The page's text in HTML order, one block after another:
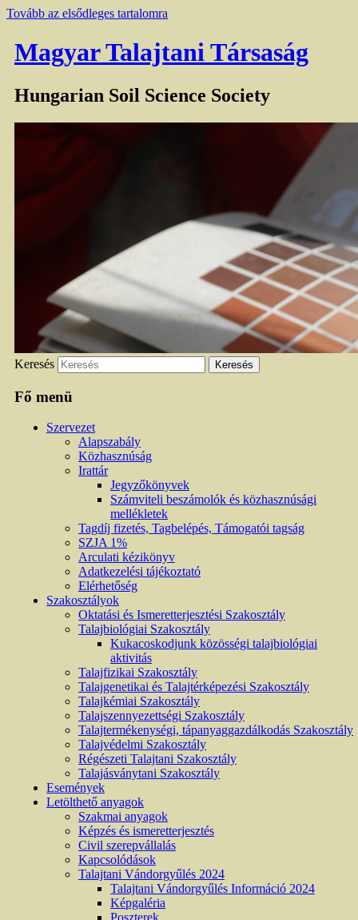
Tovább az elsődleges tartalomra
Magyar Talajtani Társaság
Hungarian Soil Science Society
Keresés
Fő menü
Szervezet
Alapszabály
Közhasznúság
Irattár
Jegyzőkönyvek
Számviteli beszámolók és közhasznúsági
mellékletek
Tagdíj fizetés, Tagbelépés, Támogatói tagság
SZJA 1%
Arculati kézikönyv
Adatkezelési tájékoztató
Elérhetőség
Szakosztályok
Oktatási és Ismeretterjesztési Szakosztály
Talajbiológiai Szakosztály
Kukacoskodjunk közösségi talajbiológiai
aktivitás
Talajfizikai Szakosztály
Talajgenetikai és Talajtérképezési Szakosztály
Talajkémiai Szakosztály
Talajszennyezettségi Szakosztály
Talajtermékenységi, tápanyaggazdálkodás Szakosztály
Talajvédelmi Szakosztály
Régészeti Talajtani Szakosztály
Talajásványtani Szakosztály
Események
Letölthető anyagok
Szakmai anyagok
Képzés és ismeretterjesztés
Civil szerepvállalás
Kapcsolódások
Talajtani Vándorgyűlés 2024
Talajtani Vándorgyűlés Információ 2024
Képgaléria